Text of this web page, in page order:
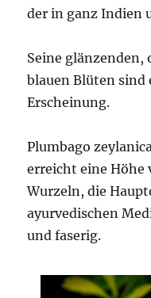
der in ganz Indien
Seine glänzenden,
blauen Blüten sind
Erscheinung.
Plumbago
erreicht eine Höhe
Wurzeln, die
ayurvedischen
und faserig.